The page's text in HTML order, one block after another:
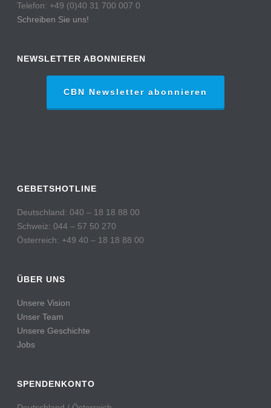
Telefon: +49 (0)40 31 700 007 0
Schreiben Sie uns!
NEWSLETTER ABONNIEREN
CBN Newsletter abonnieren
GEBETSHOTLINE
Deutschland: 040 – 18 18 88 00
Schweiz: 044 – 57 50 270
Österreich: +49 40 – 18 18 88 00
ÜBER UNS
Unsere Vision
Unser Team
Unsere Geschichte
Jobs
SPENDENKONTO